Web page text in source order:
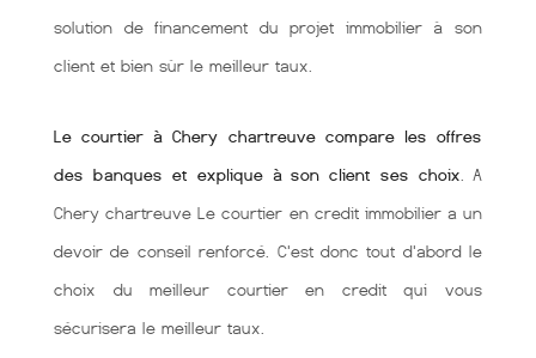
solution de financement du projet immobilier à son
client et bien sùr le meilleur taux.
Le courtier à Chery chartreuve compare les offres
des banques et explique à son client ses choix . A
Chery chartreuve Le courtier en credit immobilier a un
devoir de conseil renforcé. C'est donc tout d'abord le
choix du meilleur courtier en credit qui vous
sécurisera le meilleur taux.